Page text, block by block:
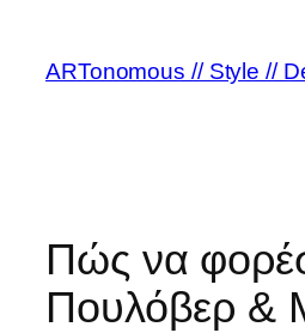
ARTonomous // Style //
Πώς να
Πουλόβερ &